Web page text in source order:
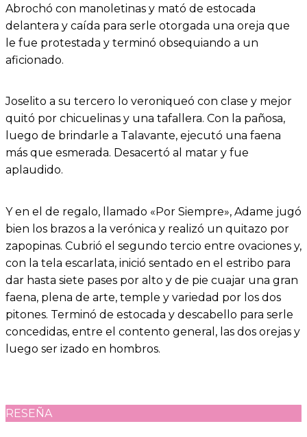
Abrochó con manoletinas y mató de estocada
delantera y caída para serle otorgada una oreja que
le fue protestada y terminó obsequiando a un
aficionado.
Joselito a su tercero lo veroniqueó con clase y mejor
quitó por chicuelinas y una tafallera. Con la pañosa,
luego de brindarle a Talavante, ejecutó una faena
más que esmerada. Desacertó al matar y fue
aplaudido.
Y en el de regalo, llamado «Por Siempre», Adame jugó
bien los brazos a la verónica y realizó un quitazo por
zapopinas. Cubrió el segundo tercio entre ovaciones y,
con la tela escarlata, inició sentado en el estribo para
dar hasta siete pases por alto y de pie cuajar una gran
faena, plena de arte, temple y variedad por los dos
pitones. Terminó de estocada y descabello para serle
concedidas, entre el contento general, las dos orejas y
luego ser izado en hombros.
RESEÑA